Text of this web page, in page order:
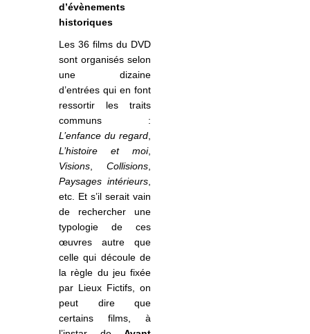
d’évènements
historiques
Les 36 films du DVD
sont organisés selon
une dizaine
d’entrées qui en font
ressortir les traits
communs :
L’enfance du regard
L’histoire et moi,
Visions ,Collisions
Paysages intérieurs
etc. Et s’il serait vain
de rechercher une
typologie de ces
œuvres autre que
celle qui découle de
la règle du jeu fixée
par Lieux Fictifs, on
peut dire que
certains films, à